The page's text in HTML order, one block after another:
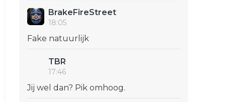
BrakeFireStreet
18:05
Fake natuurlijk
TBR
17:46
Jij wel dan? Pik omhoog.